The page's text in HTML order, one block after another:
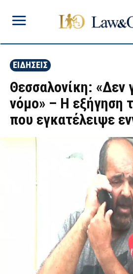
ΕΙΔΗΣΕΙΣ
Θεσσαλονίκη: «Δεν
νόμο» – Η εξήγηση
που εγκατέλειψε